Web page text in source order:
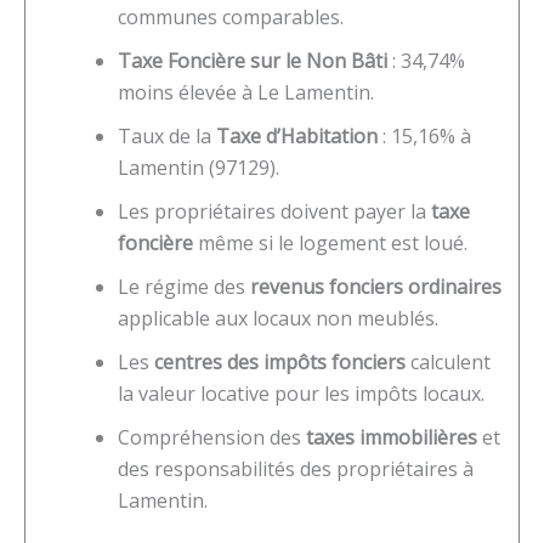
communes comparables.
Taxe Foncière sur le Non Bâti : 34,74%
moins élevée à Le Lamentin.
Taux de la Taxe d’Habitation : 15,16% à
Lamentin (97129).
Les propriétaires doivent payer la taxe
foncière même si le logement est loué.
Le régime des revenus fonciers ordinaires
applicable aux locaux non meublés.
Les centres des impôts foncierscalculent
la valeur locative pour les impôts locaux.
Compréhension des taxes immobilièreset
des responsabilités des propriétaires à
Lamentin.